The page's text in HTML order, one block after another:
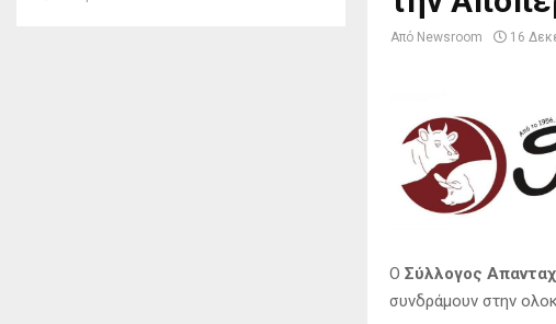
Από Newsroom 16
Ο Σύλλογος
συνδράμουν στην